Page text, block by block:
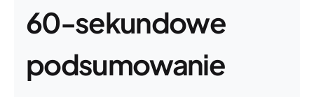
60-sekundowe
podsumowanie